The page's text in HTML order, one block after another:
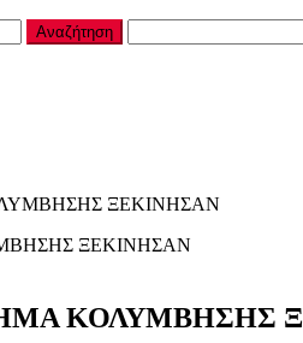
ΞΕΚΙΝΗΣΑΝ
ΚΟΛΥΜΒΗΣΗΣ